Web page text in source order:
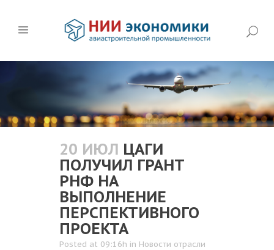
20 ИЮЛ ЦАГИ
ПОЛУЧИЛ ГРАНТ
РНФ НА
ВЫПОЛНЕНИЕ
ПЕРСПЕКТИВНОГО
ПРОЕКТА
Posted at 09:16h in Новости отрасли